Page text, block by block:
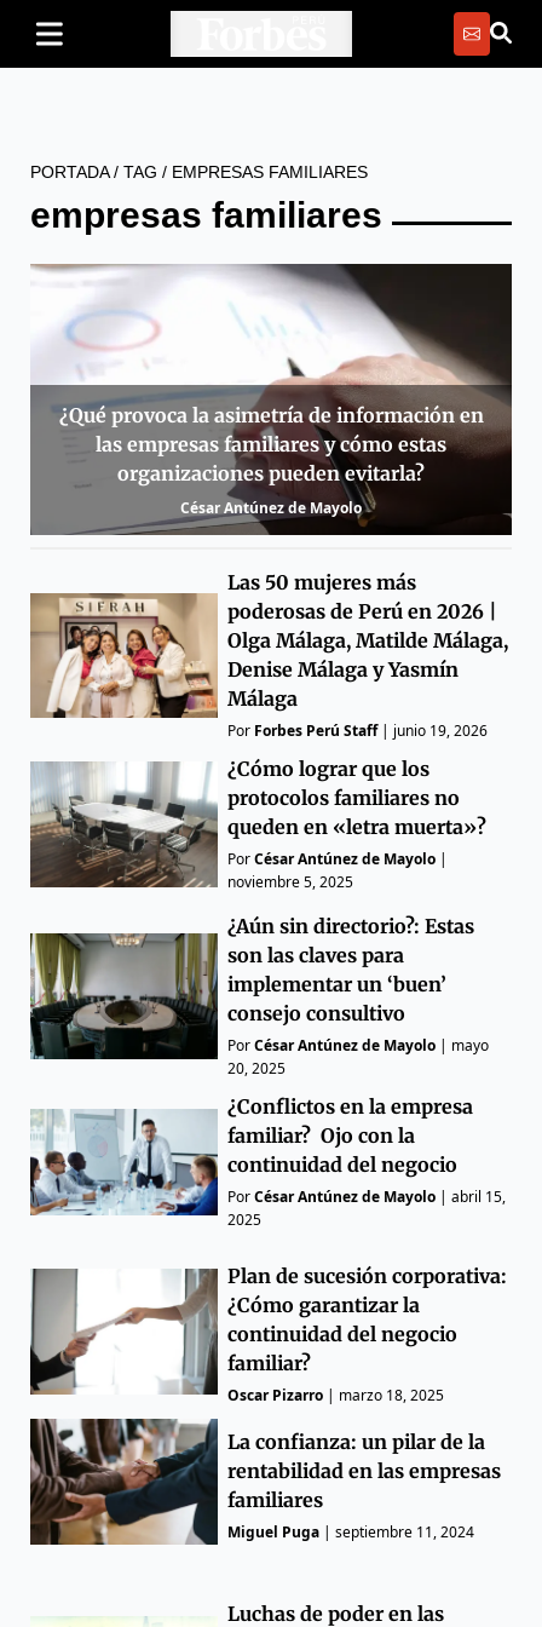
PORTADA/ TAG / EMPRESAS FAMILIARES
empresas familiares
¿Qué provoca la asimetría de información en
las empresas familiares y cómo estas
organizaciones pueden evitarla?
César Antúnez de Mayolo
Las 50 mujeres más
poderosas de Perú en 2026 |
Olga Málaga, Matilde Málaga,
Denise Málaga y Yasmín
Málaga
Por Forbes Perú Staff| junio 19, 2026
¿Cómo lograr que los
protocolos familiares no
queden en «letra muerta»?
PorCésar Antúnez de Mayolo
noviembre 5, 2025
¿Aún sin directorio?: Estas
son las claves para
implementar un ‘buen’
consejo consultivo
PorCésar Antúnez de Mayolo
mayo
20, 2025
¿Conflictos en la empresa
familiar? Ojo con la
continuidad del negocio
PorCésar Antúnez de Mayolo |abril 15,
2025
Plan de sucesión corporativa:
¿Cómo garantizar la
continuidad del negocio
familiar?
Oscar Pizarro marzo 18, 2025
La confianza: un pilar de la
rentabilidad en las empresas
familiares
Miguel Puga |septiembre 11, 2024
Luchas de poder en las